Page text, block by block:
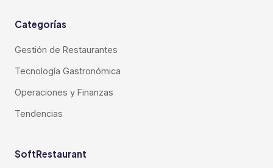
Categorías
Gestión de Restaurantes
Tecnología Gastronómica
Operaciones y Finanzas
Tendencias
SoftRestaurant